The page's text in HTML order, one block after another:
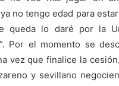
no tengo edad para
queda lo daré por la
Por el momento se
vez que finalice la
y sevillano